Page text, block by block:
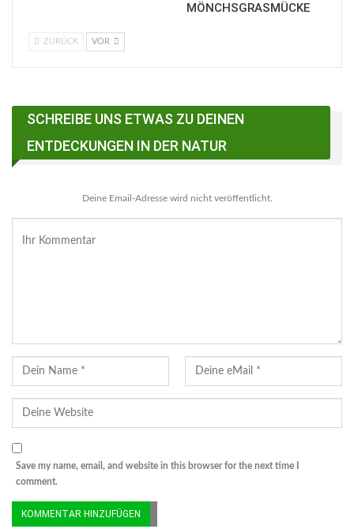
© MMB/Below | Regentropfen
MÖNCHSGRASMÜCKE
ZURÜCK VOR
SCHREIBE UNS ETWAS ZU DEINEN
ENTDECKUNGEN IN DER NATUR
Deine Email-Adresse wird nicht veröffentlicht.
Save my name, email, and website in this browser for the next time I
comment.